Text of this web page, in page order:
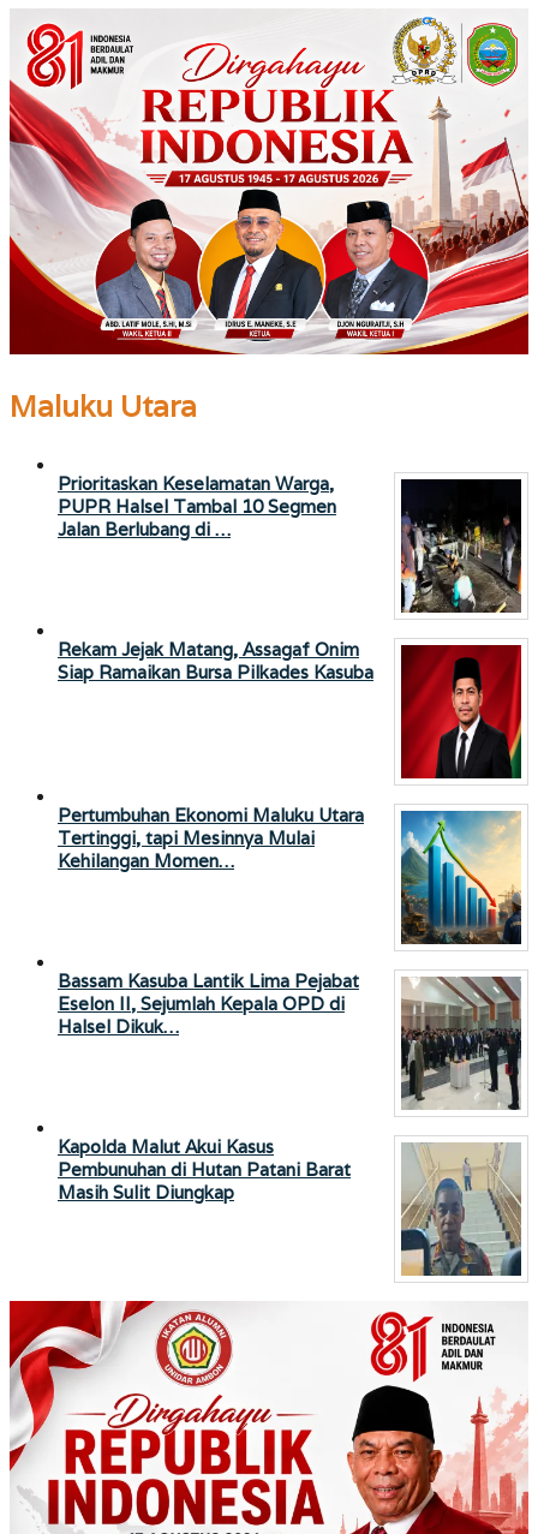
Maluku Utara
Prioritaskan Keselamatan Warga,
PUPR Halsel Tambal 10 Segmen
Jalan Berlubang di …
Rekam Jejak Matang, Assagaf Onim
Siap Ramaikan Bursa Pilkades Kasuba
Pertumbuhan Ekonomi Maluku Utara
Tertinggi, tapi Mesinnya Mulai
Kehilangan Momen…
Bassam Kasuba Lantik Lima Pejabat
Eselon II, Sejumlah Kepala OPD di
Halsel Dikuk…
Kapolda Malut Akui Kasus
Pembunuhan di Hutan Patani Barat
Masih Sulit Diungkap